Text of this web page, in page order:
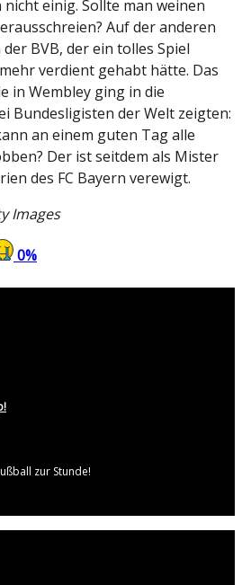
einig. Sollte man weinen
Auf der anderen
BVB, der ein tolles Spiel
verdient gehabt hätte. Das
in Wembley ging in die
Bundesligisten der Welt zeigten:
an einem guten Tag alle
Der ist seitdem als Mister
des FC Bayern verewigt.
Images
0%
zur Stunde!